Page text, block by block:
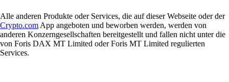
Alle anderen Produkte oder Services, die auf dieser Webseite oder der
Crypto.com App angeboten und beworben werden, werden von
anderen Konzerngesellschaften bereitgestellt und fallen nicht unter die
von Foris DAX MT Limited oder Foris MT Limited regulierten
Services.